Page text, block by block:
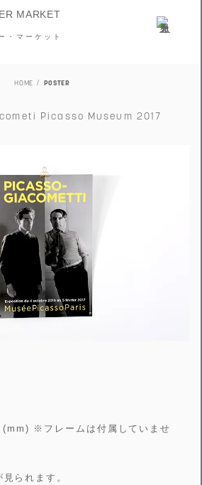
・マーケット
HOME POSTER
Picasso Museum 2017
※フレームは付属していませ
られます。